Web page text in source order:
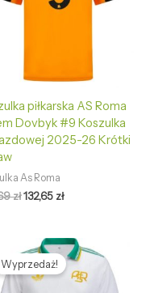
piłkarska AS Roma
Dovbyk #9 Koszulka
2025-26 Krótki
As Roma
zł132,65 zł
Wyprzedaż!
Pierwotna
cena
wynosiła:
478,69 zł.
Aktualna
cena
wynosi:
132,65 zł.